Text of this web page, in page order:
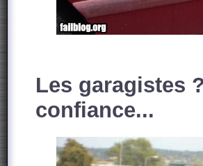
Les garagistes
confiance...